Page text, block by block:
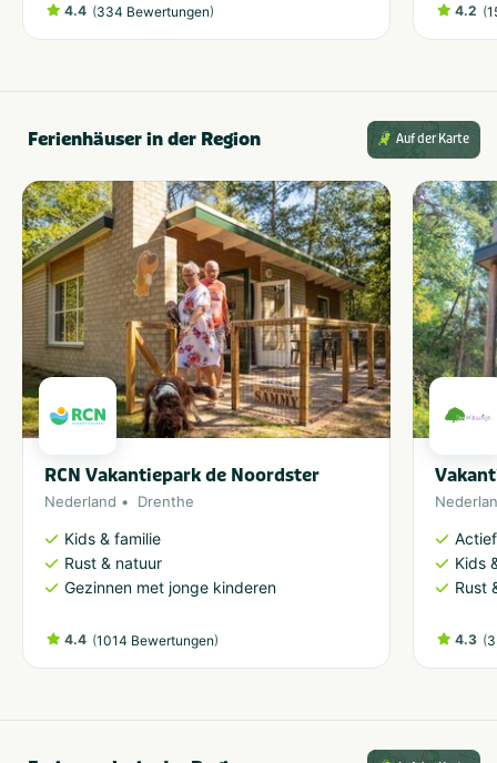
4.4 (334 Bewertungen) 4.2 (
Ferienhäuser in der Region Auf der Karte
RCN Vakantiepark de Noordster
Nederland Drenthe
Kids & familie
Rust & natuur
Gezinnen met jonge kinderen
4.4 (1014 Bewertungen)
Kids
Rust
4.3 (